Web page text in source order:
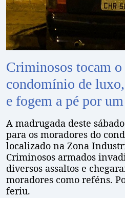
Criminosos tocam
condomínio de
e fogem a pé por
A madrugada deste
para os moradores do
localizado na Zona
Criminosos armados
diversos assaltos e
moradores como reféns.
feriu.